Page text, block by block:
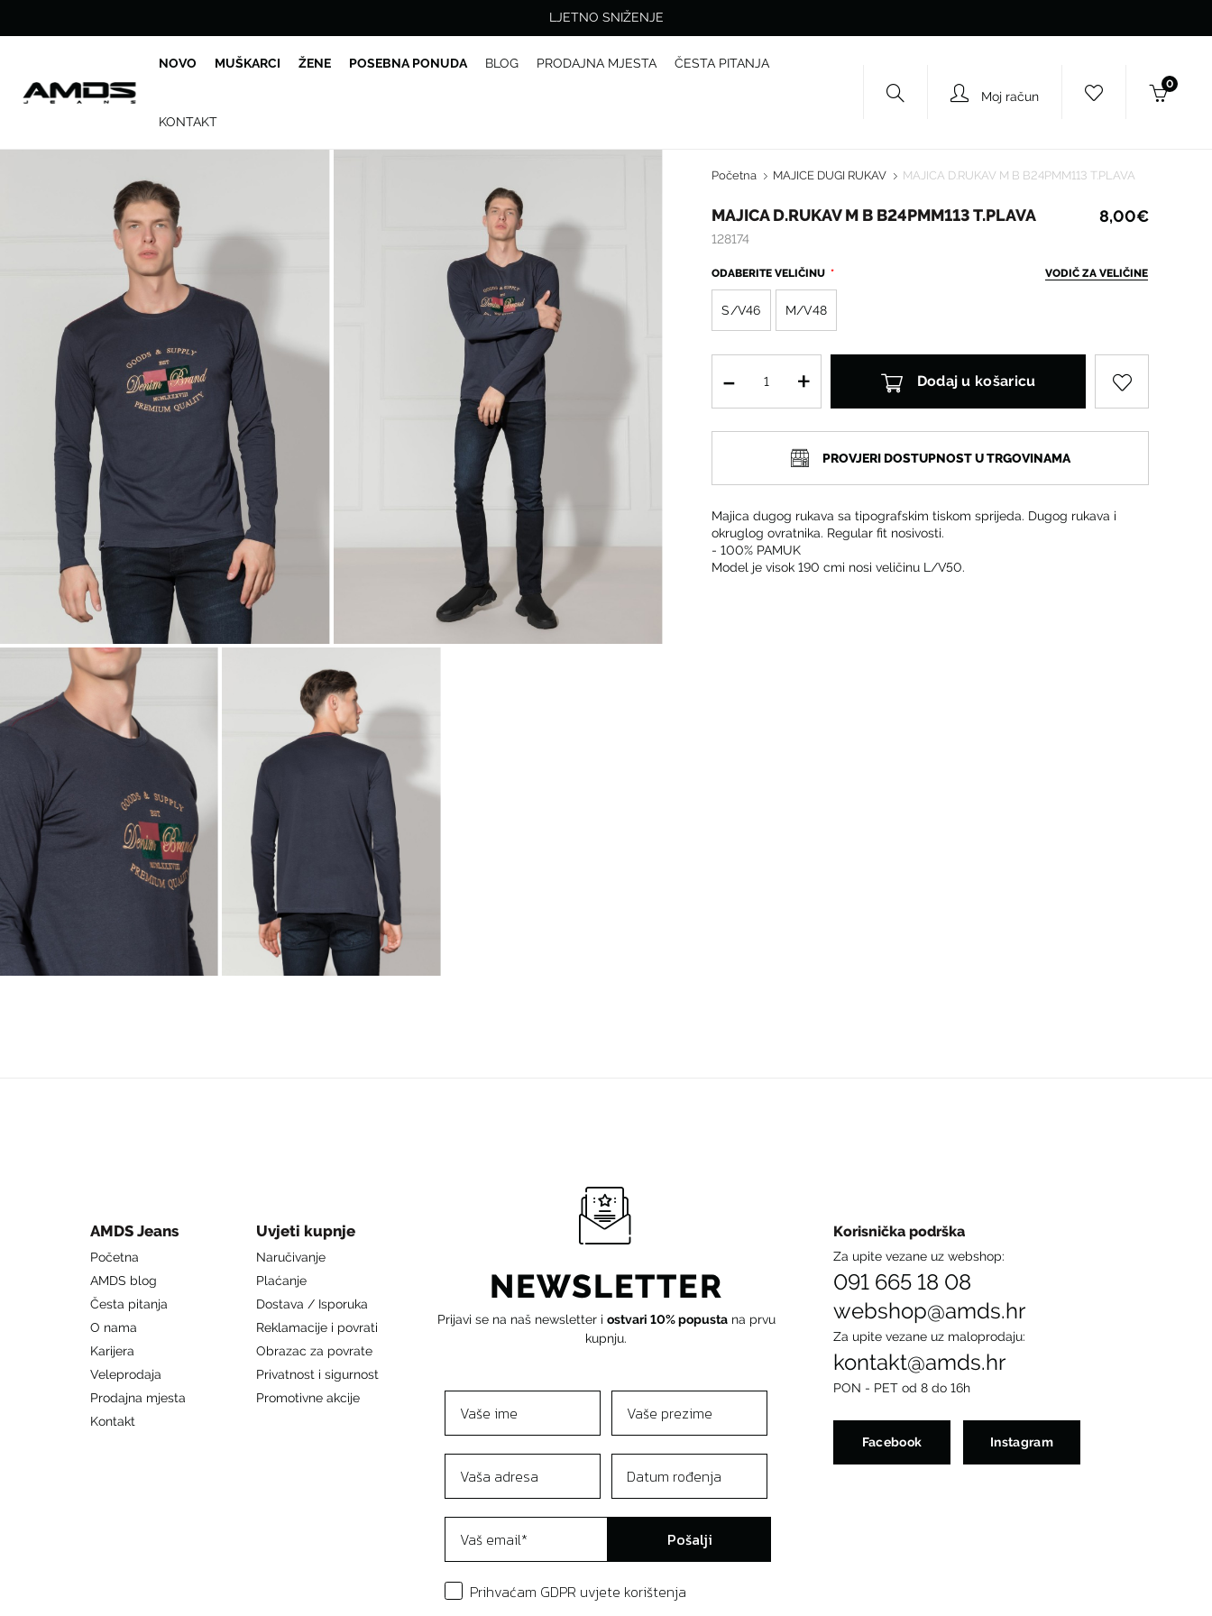
LJETNO SNIŽENJE
NOVO MUŠKARCI ŽENE POSEBNA PONUDA BLOG PRODAJNA MJESTA ČESTA PITANJA
KONTAKT
Moj račun
0
Početna MAJICE DUGI RUKAV MAJICA D.RUKAV M B B24PMM113 T.PLAVA
MAJICA D.RUKAV M B B24PMM113 T.PLAVA
128174
8,00€
ODABERITE VELIČINU VODIČ ZA VELIČINE
S/V46 M/V48
Dodaj u košaricu
PROVJERI DOSTUPNOST U TRGOVINAMA
Majica dugog rukava sa tipografskim tiskom sprijeda. Dugog rukava i
okruglog ovratnika. Regular fit nosivosti.
- 100% PAMUK
Model je visok 190 cmi nosi veličinu L/V50.
AMDS Jeans
Početna
AMDS blog
Česta pitanja
O nama
Karijera
Veleprodaja
Prodajna mjesta
Kontakt
Uvjeti kupnje
Naručivanje
Plaćanje
Dostava / Isporuka
Reklamacije i povrati
Obrazac za povrate
Privatnost i sigurnost
Promotivne akcije
NEWSLETTER
Prijavi se na naš newsletter i ostvari 10% popustana prvu
kupnju.
Pošalji
Prihvaćam GDPR uvjete korištenja
Korisnička podrška
Za upite vezane uz webshop:
091 665 18 08
webshop@amds.hr
Za upite vezane uz maloprodaju:
kontakt@amds.hr
PON - PET od 8 do 16h
Facebook Instagram